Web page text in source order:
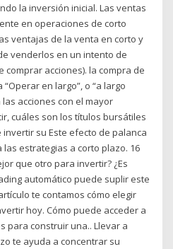
la inversión inicial. Las ventas
en operaciones de corto
ventajas de la venta en corto y
venderlos en un intento de
acciones). la compra de
en largo”, o “a largo
acciones con el mayor
cuáles son los títulos bursátiles
su Este efecto de palanca
estrategias a corto plazo. 16
que otro para invertir? ¿Es
automático puede suplir este
te contamos cómo elegir
hoy. Cómo puede acceder a
para construir una.. Llevar a
te ayuda a concentrar su